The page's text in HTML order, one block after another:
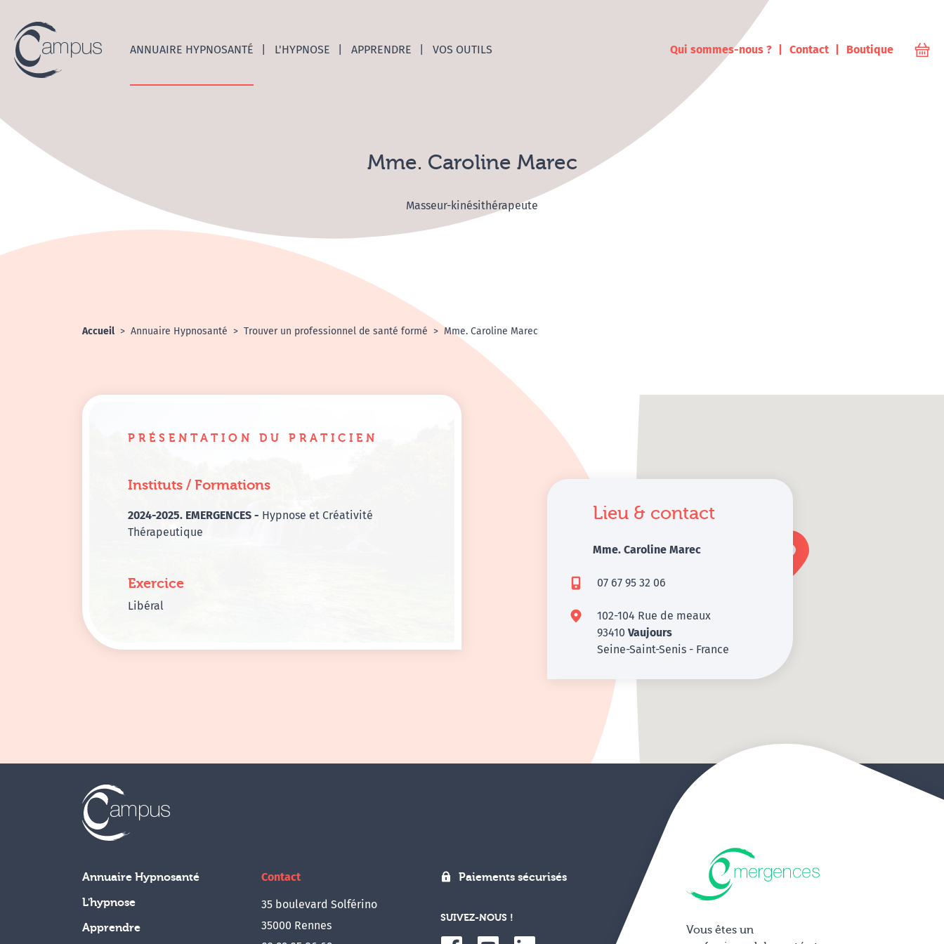
Emergences Campus
ANNUAIRE HYPNOSANTÉ L'HYPNOSE APPRENDRE VOS OUTILS Qui sommes-nous ? Contact Boutique
Mme. Caroline Marec
Masseur-kinésithérapeute
Accueil Annuaire Hypnosanté Trouver un professionnel de santé formé Mme. Caroline Marec
PRÉSENTATION DU PRATICIEN
Instituts / Formations
2024-2025. EMERGENCES - Hypnose et Créativité
Thérapeutique
Exercice
Libéral
Lieu & contact
Mme. Caroline Marec
07 67 95 32 06
102-104 Rue de meaux
93410Vaujours
Seine-Saint-Senis - France
Annuaire Hypnosanté
L'hypnose
Apprendre
Contact
35 boulevard Solférino
35000 Rennes
Paiements sécurisés
SUIVEZ-NOUS !
Vous êtes un